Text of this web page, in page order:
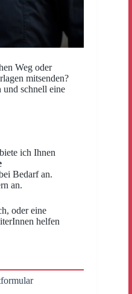
Weg oder
mitsenden?
und schnell eine
ich Ihnen
Bedarf an.
an.
oder eine
helfen